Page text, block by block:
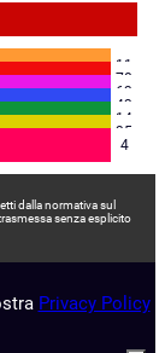
11
78
63
43
14
35
4
dalla normativa sul
senza esplicito
Privacy Policy